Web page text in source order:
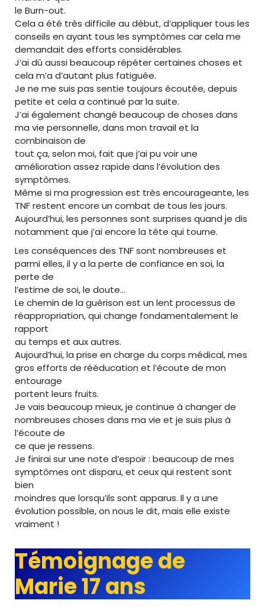
le Burn-out.
Cela a été très difficile au début, d’appliquer tous les
conseils en ayant tous les symptômes car cela me
demandait des efforts considérables.
J’ai dû aussi beaucoup répéter certaines choses et
cela m’a d’autant plus fatiguée.
Je ne me suis pas sentie toujours écoutée, depuis
petite et cela a continué par la suite.
J’ai également changé beaucoup de choses dans
ma vie personnelle, dans mon travail et la
combinaison de
tout ça, selon moi, fait que j’ai pu voir une
amélioration assez rapide dans l’évolution des
symptômes.
Même si ma progression est très encourageante, les
TNF restent encore un combat de tous les jours.
Aujourd’hui, les personnes sont surprises quand je dis
notamment que j’ai encore la tête qui tourne.
Les conséquences des TNF sont nombreuses et
parmi elles, il y a la perte de confiance en soi, la
perte de
l’estime de soi, le doute…
Le chemin de la guérison est un lent processus de
réappropriation, qui change fondamentalement le
rapport
au temps et aux autres.
Aujourd’hui, la prise en charge du corps médical, mes
gros efforts de rééducation et l’écoute de mon
entourage
portent leurs fruits.
Je vais beaucoup mieux, je continue à changer de
nombreuses choses dans ma vie et je suis plus à
l’écoute de
ce que je ressens.
Je finirai sur une note d’espoir : beaucoup de mes
symptômes ont disparu, et ceux qui restent sont
bien
moindres que lorsqu’ils sont apparus. Il y a une
évolution possible, on nous le dit, mais elle existe
vraiment !
Témoignage de
Marie 17 ans